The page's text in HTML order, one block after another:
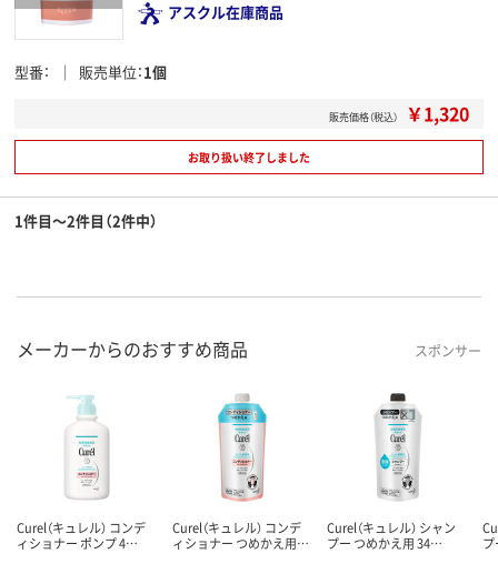
アスクル在庫商品
型番 販売単位 1個
販売価格（税込） ￥1,320
お取り扱い終了しました
1件目～2件目（2件中）
メーカーからのおすすめ商品 スポンサー
Curel（キュレル） コンデ
ィショナー ポンプ 4…
Curel（キュレル） コンデ
ィショナー つめかえ用…
Curel（キュレル） シャン
プー つめかえ用 34…